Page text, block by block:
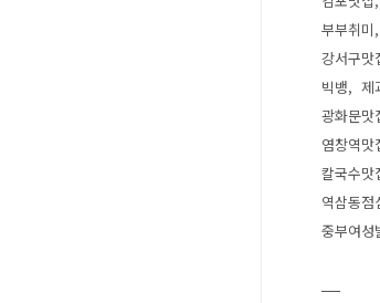
부부취미
강서구맛
빅뱅
제
광화문맛
염창역맛
칼국수맛
역삼동점
중부여성